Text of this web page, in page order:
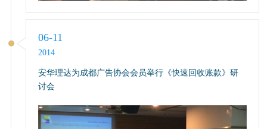
06-11
2014
安华理达为成都广告协会会员举行《快速回收账款》研
讨会